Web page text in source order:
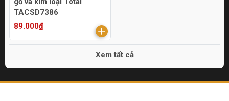
TACSD7386
89.000₫
Xem tất cả